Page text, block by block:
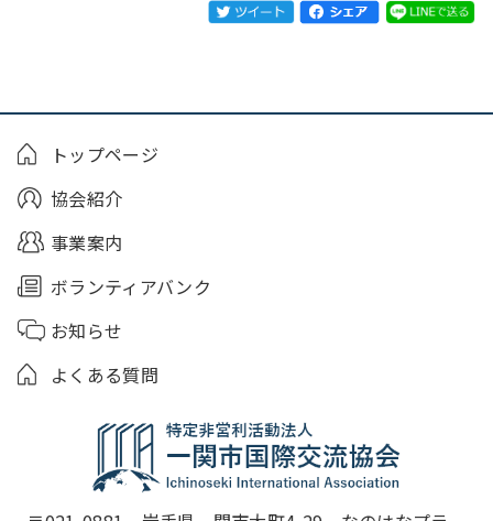
トップページ
協会紹介
事業案内
ボランティアバンク
お知らせ
よくある質問